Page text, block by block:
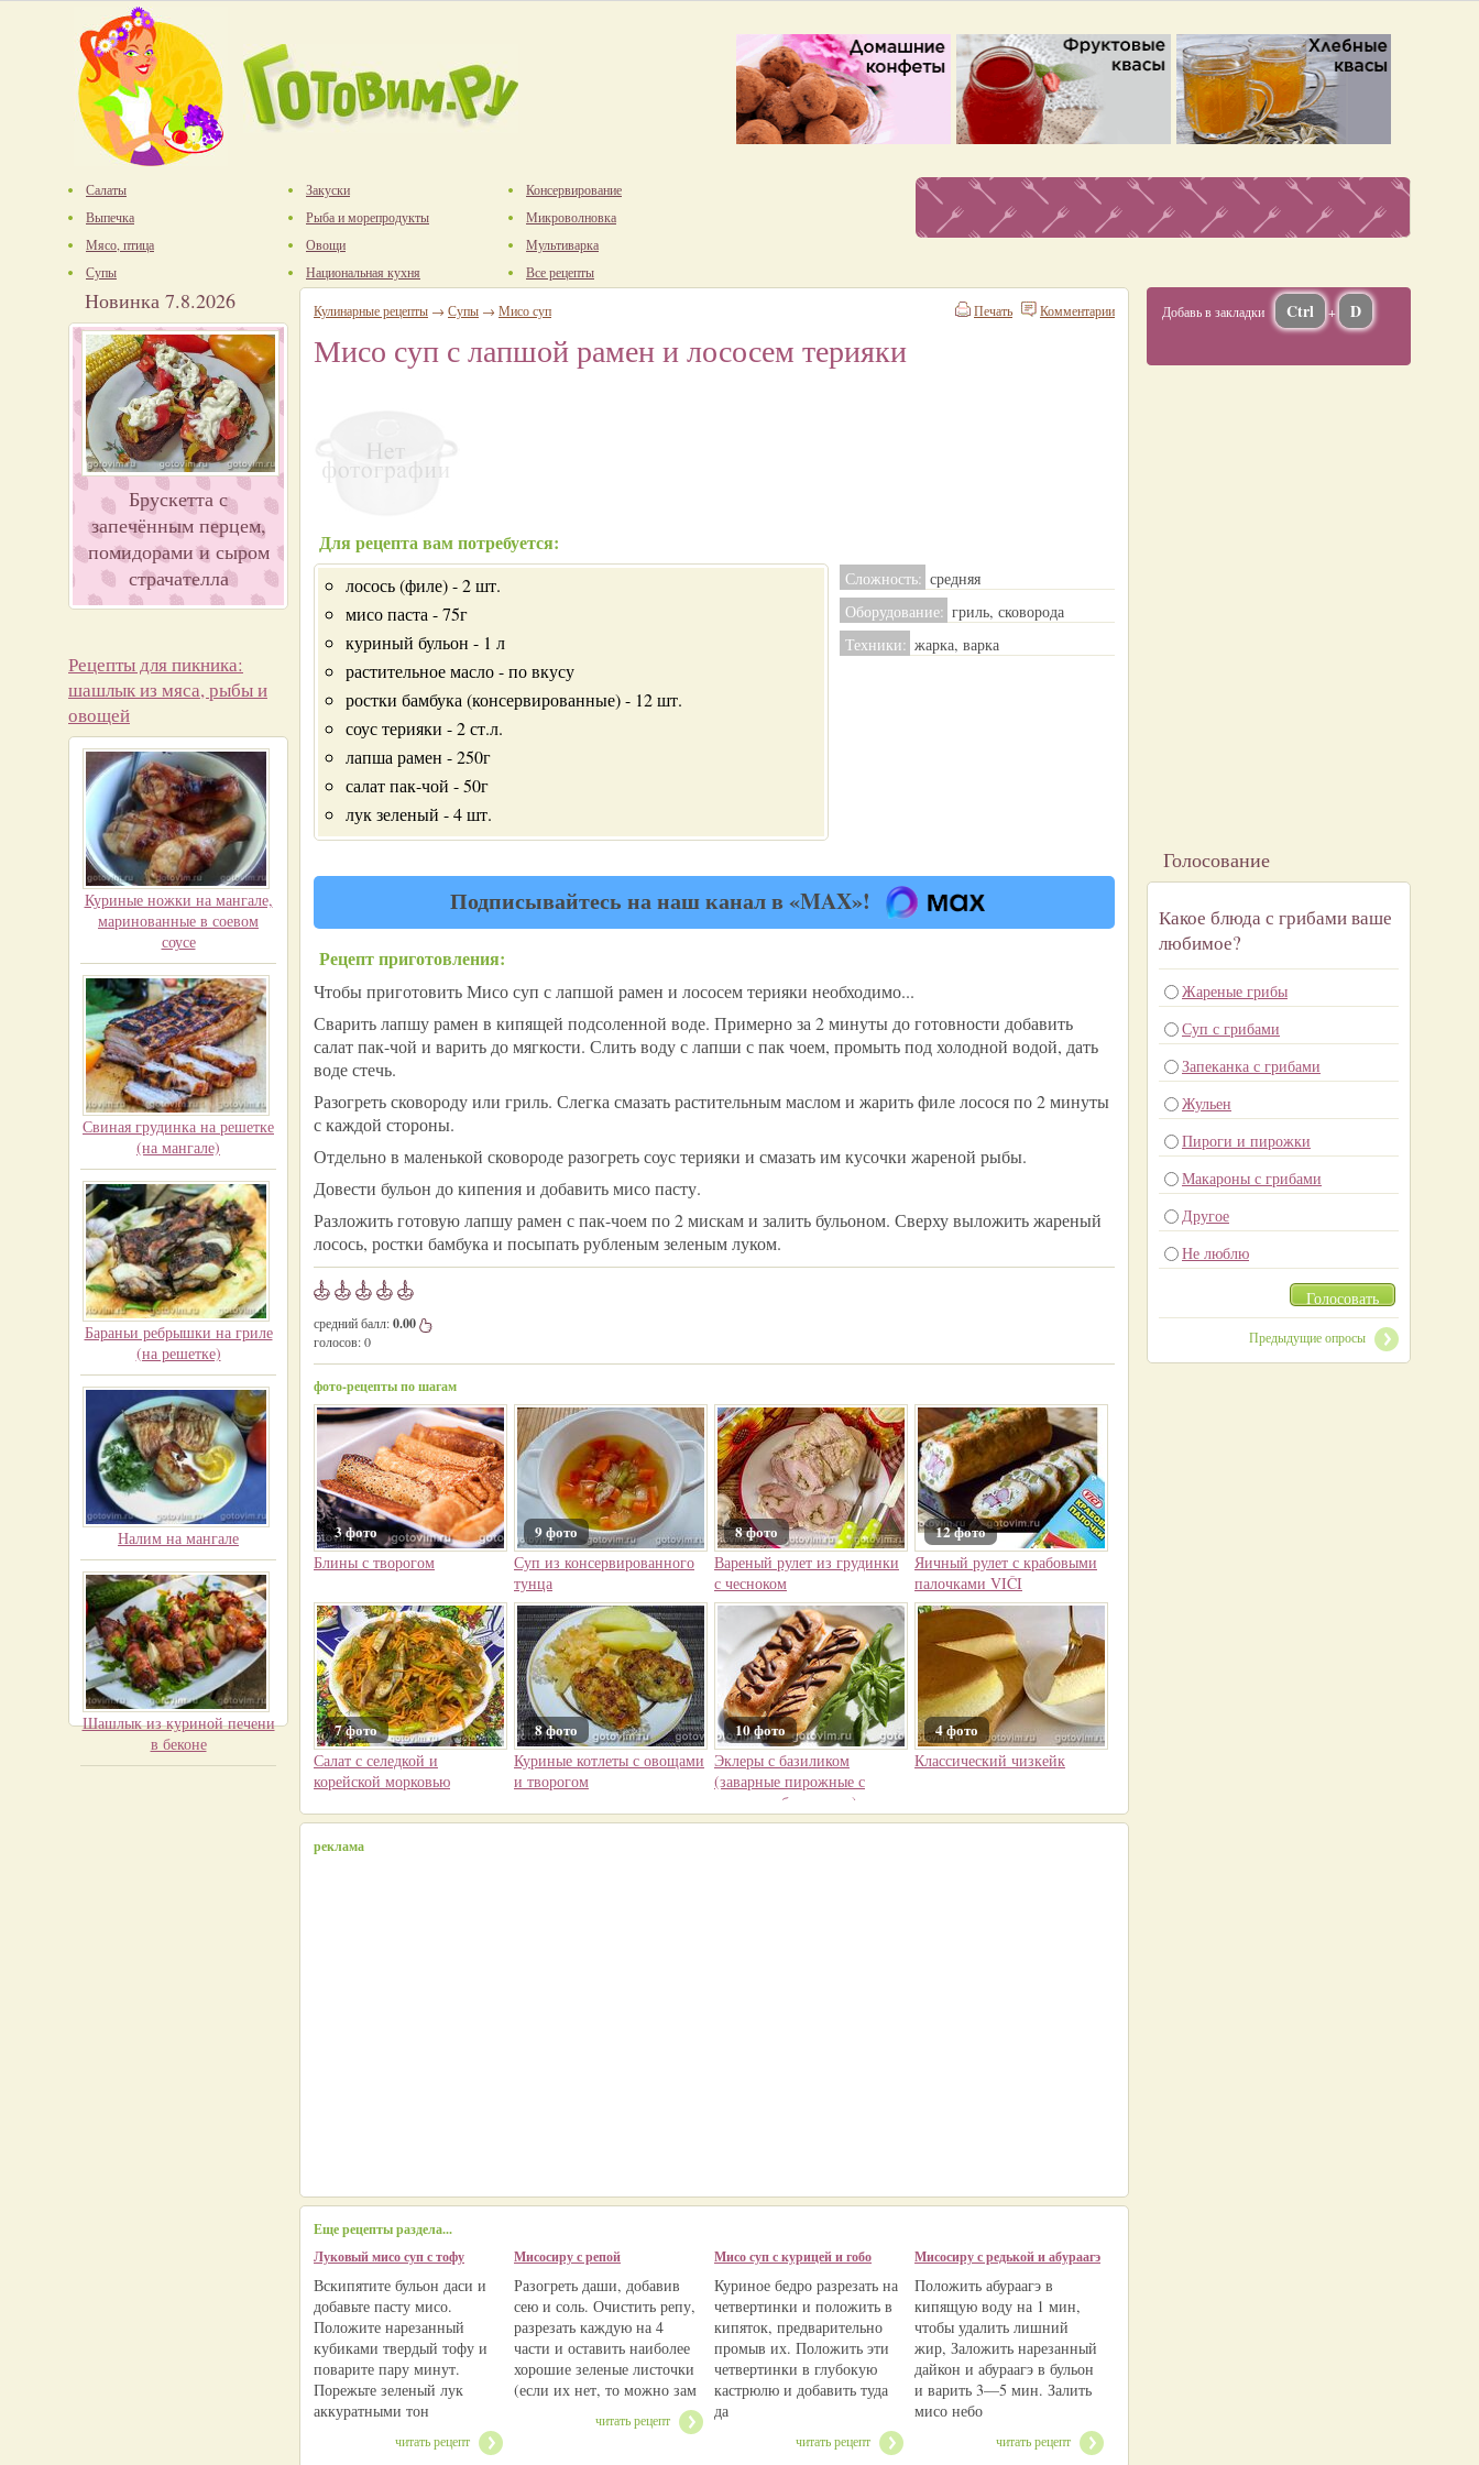
Салаты
Выпечка
Мясо, птица
Супы
Закуски
Рыба и морепродукты
Овощи
Национальная кухня
Консервирование
Микроволновка
Мультиварка
Все рецепты
Новинка 7.8.2026
Брускетта с
запечённым перцем,
помидорами и сыром
страчателла
Рецепты для пикника:
шашлык из мяса, рыбы и
овощей
Куриные ножки на мангале,
маринованные в соевом
соусе
Свиная грудинка на решетке
(на мангале)
Бараньи ребрышки на гриле
(на решетке)
Налим на мангале
Шашлык из куриной печени
в беконе
Комментарии
Печать
Кулинарные рецепты → Супы → Мисо суп
Мисо суп с лапшой рамен и лососем терияки
Сложность: средняя
Оборудование: гриль, сковорода
Техники: жарка, варка
Для рецепта вам потребуется:
лосось (филе) - 2 шт.
мисо паста - 75г
куриный бульон - 1 л
растительное масло - по вкусу
ростки бамбука (консервированные) - 12 шт.
соус терияки - 2 ст.л.
лапша рамен - 250г
салат пак-чой - 50г
лук зеленый - 4 шт.
Подписывайтесь на наш канал в «MAX»!
Рецепт приготовления:
Чтобы приготовить Мисо суп с лапшой рамен и лососем терияки необходимо...
Сварить лапшу рамен в кипящей подсоленной воде. Примерно за 2 минуты до готовности добавить
салат пак-чой и варить до мягкости. Слить воду с лапши с пак чоем, промыть под холодной водой, дать
воде стечь.
Разогреть сковороду или гриль. Слегка смазать растительным маслом и жарить филе лосося по 2 минуты
с каждой стороны.
Отдельно в маленькой сковороде разогреть соус терияки и смазать им кусочки жареной рыбы.
Довести бульон до кипения и добавить мисо пасту.
Разложить готовую лапшу рамен с пак-чоем по 2 мискам и залить бульоном. Сверху выложить жареный
лосось, ростки бамбука и посыпать рубленым зеленым луком.
средний балл:0.00
голосов:0
фото-рецепты по шагам
3 фото
Блины с творогом
9 фото
Суп из консервированного
тунца
8 фото
Вареный рулет из грудинки
с чесноком
12 фото
Яичный рулет с крабовыми
палочками VIČI
7 фото
Салат с селедкой и
корейской морковью
8 фото
Куриные котлеты с овощами
и творогом
10 фото
Эклеры с базиликом
(заварные пирожные с
кремом и базиликом)
4 фото
Классический чизкейк
реклама
Еще рецепты раздела...
Луковый мисо суп с тофу
Вскипятите бульон даси и
добавьте пасту мисо.
Положите нарезанный
кубиками твердый тофу и
поварите пару минут.
Порежьте зеленый лук
аккуратными тон
читать рецепт
Мисосиру с репой
Разогреть даши, добавив
сею и соль. Очистить репу,
разрезать каждую на 4
части и оставить наиболее
хорошие зеленые листочки
(если их нет, то можно зам
читать рецепт
Мисо суп с курицей и гобо
Куриное бедро разрезать на
четвертинки и положить в
кипяток, предварительно
промыв их. Положить эти
четвертинки в глубокую
кастрюлю и добавить туда
да
читать рецепт
Мисосиру с редькой и абураагэ
Положить абураагэ в
кипящую воду на 1 мин,
чтобы удалить лишний
жир, Заложить нарезанный
дайкон и абураагэ в бульон
и варить 3—5 мин. Залить
мисо небо
читать рецепт
Добавь в закладки Ctrl + D
Голосование
Какое блюда с грибами ваше
любимое?
Жареные грибы
Суп с грибами
Запеканка с грибами
Жульен
Пироги и пирожки
Макароны с грибами
Другое
Не люблю
Голосовать
Предыдущие опросы